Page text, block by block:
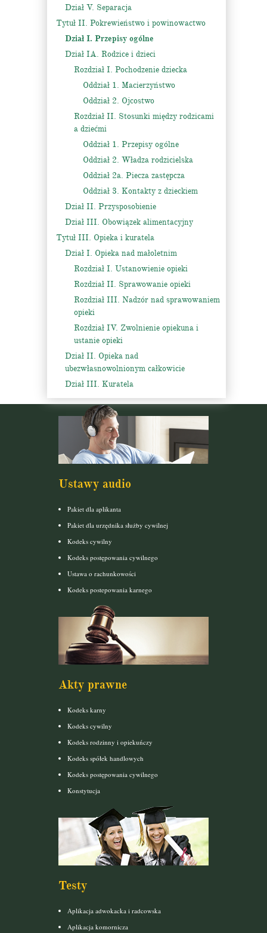
Dział V. Separacja
Tytuł II. Pokrewieństwo i powinowactwo
Dział I. Przepisy ogólne
Dział IA. Rodzice i dzieci
Rozdział I. Pochodzenie dziecka
Oddział 1. Macierzyństwo
Oddział 2. Ojcostwo
Rozdział II. Stosunki między rodzicami
a dziećmi
Oddział 1. Przepisy ogólne
Oddział 2. Władza rodzicielska
Oddział 2a. Piecza zastępcza
Oddział 3. Kontakty z dzieckiem
Dział II. Przysposobienie
Dział III. Obowiązek alimentacyjny
Tytuł III. Opieka i kuratela
Dział I. Opieka nad małoletnim
Rozdział I. Ustanowienie opieki
Rozdział II. Sprawowanie opieki
Rozdział III. Nadzór nad sprawowaniem
opieki
Rozdział IV. Zwolnienie opiekuna i
ustanie opieki
Dział II. Opieka nad
ubezwłasnowolnionym całkowicie
Dział III. Kuratela
Ustawy audio
Pakiet dla aplikanta
Pakiet dla urzędnika służby cywilnej
Kodeks cywilny
Kodeks postępowania cywilnego
Ustawa o rachunkowości
Kodeks postepowania karnego
Akty prawne
Kodeks karny
Kodeks cywilny
Kodeks rodzinny i opiekuńczy
Kodeks spółek handlowych
Kodeks postępowania cywilnego
Konstytucja
Testy
Aplikacja adwokacka i radcowska
Aplikacja komornicza